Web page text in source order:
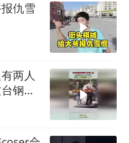
仇雪
两人
钢